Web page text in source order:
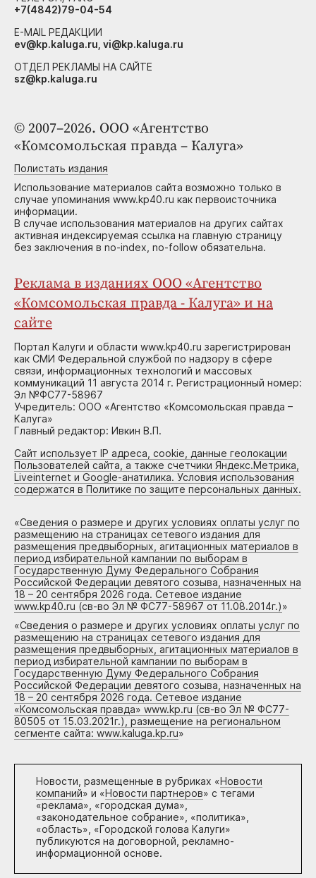
© 2007–2026. ООО «Агентство
«Комсомольская правда – Калуга»
Полистать издания
Использование материалов сайта возможно только в
случае упоминания www.kp40.ru как первоисточника
информации.
В случае использования материалов на других сайтах
активная индексируемая ссылка на главную страницу
без заключения в no-index, no-follow обязательна.
Реклама в изданиях ООО «Агентство
«Комсомольская правда - Калуга» и на
сайте
Портал Калуги и области www.kp40.ru зарегистрирован
как СМИ Федеральной службой по надзору в сфере
связи, информационных технологий и массовых
коммуникаций 11 августа 2014 г. Регистрационный номер:
Эл №ФС77-58967
Учредитель: ООО «Агентство «Комсомольская правда –
Калуга»
Главный редактор: Ивкин В.П.
Сайт использует IP адреса, cookie, данные геолокации
Пользователей сайта, а также счетчики Яндекс.Метрика,
Liveinternet и Google-анатилика. Условия использования
содержатся в Политике по защите персональных данных.
«Сведения о размере и других условиях оплаты услуг по
размещению на страницах сетевого издания для
размещения предвыборных, агитационных материалов в
период избирательной кампании по выборам в
Государственную Думу Федерального Собрания
Российской Федерации девятого созыва, назначенных на
18 – 20 сентября 2026 года. Сетевое издание
www.kp40.ru (св-во Эл № ФС77-58967 от 11.08.2014г.)»
«Сведения о размере и других условиях оплаты услуг по
размещению на страницах сетевого издания для
размещения предвыборных, агитационных материалов в
период избирательной кампании по выборам в
Государственную Думу Федерального Собрания
Российской Федерации девятого созыва, назначенных на
18 – 20 сентября 2026 года. Сетевое издание
«Комсомольская правда» www.kp.ru (св-во Эл № ФС77-
80505 от 15.03.2021г.), размещение на региональном
сегменте сайта: www.kaluga.kp.ru»
Новости, размещенные в рубриках «Новости
компаний» и «Новости партнеров» с тегами
«реклама», «городская дума»,
«законодательное собрание», «политика»,
«область», «Городской голова Калуги»
публикуются на договорной, рекламно-
информационной основе.
+7(4842)79-04-54
E-MAIL РЕДАКЦИИ
ev@kp.kaluga.ru, vi@kp.kaluga.ru
ОТДЕЛ РЕКЛАМЫ НА САЙТЕ
sz@kp.kaluga.ru